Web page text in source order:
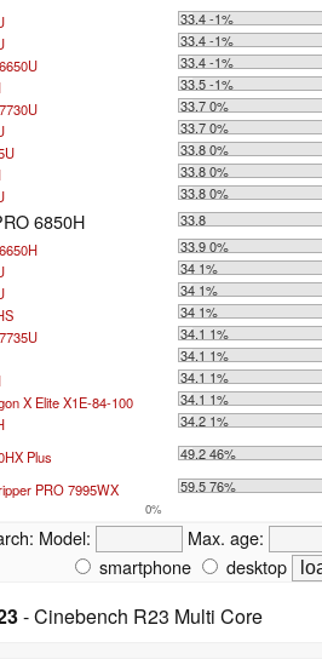
33.4 -1%
33.4 -1%
33.4 -1%
33.5 -1%
33.7 0%
33.7 0%
33.8 0%
33.8 0%
33.8 0%
6850H
33.8
33.9 0%
34 1%
34 1%
34 1%
34.1 1%
34.1 1%
34.1 1%
X Elite X1E-84-100
34.1 1%
34.2 1%
Plus 49.2 46%
PRO 7995WX 59.5 76%
0%
Model: Max. age:
smartphone
desktop
- Cinebench R23 Multi Core